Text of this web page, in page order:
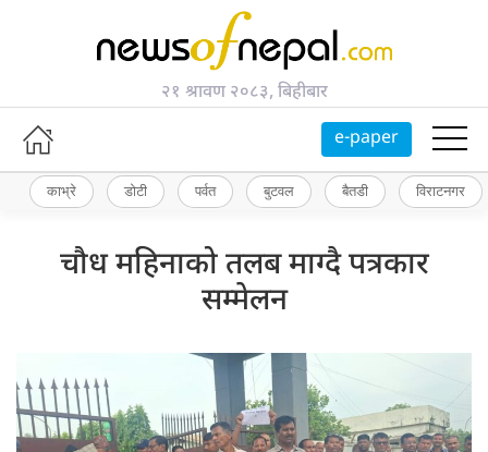
२१ श्रावण २०८३, बिहीबार
e-paper
काभ्रे डोटी पर्वत बुटवल बैतडी विराटनगर
चौध महिनाको तलब माग्दै पत्रकार
सम्मेलन